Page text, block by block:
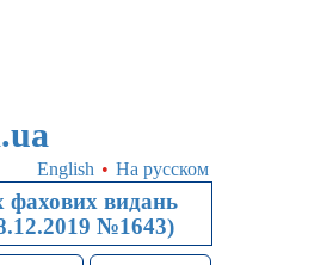
English • На русском
фахових видань
№1643)